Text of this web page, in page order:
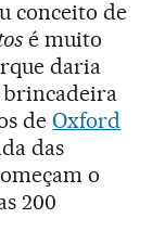
conceito de
é muito
daria
brincadeira
de Oxford
das
o
200